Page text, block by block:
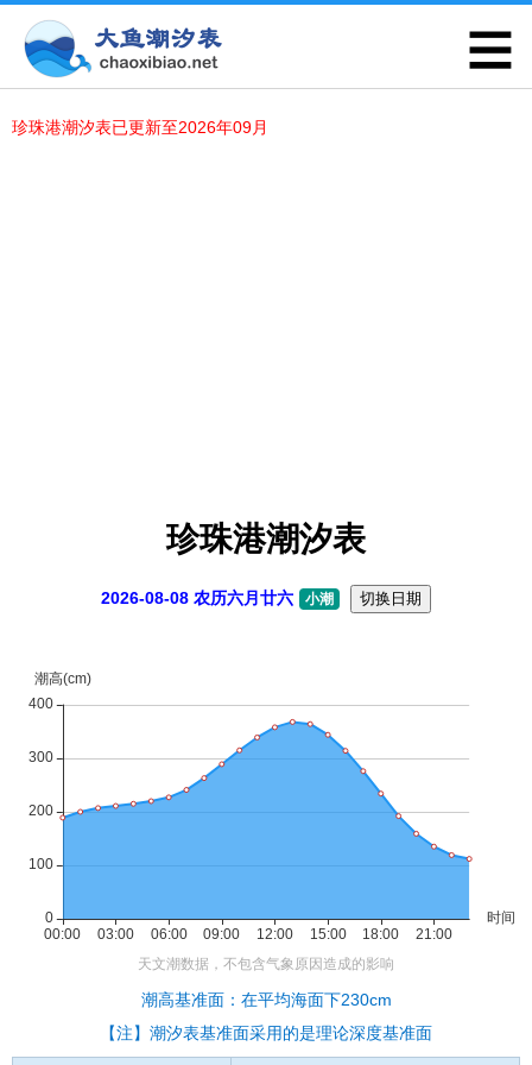
珍珠港潮汐表已更新至2026年09月
珍珠港潮汐表
2026-08-08 农历六月廿六 小潮 切换日期
潮高基准面：在平均海面下230cm
【注】潮汐表基准面采用的是理论深度基准面